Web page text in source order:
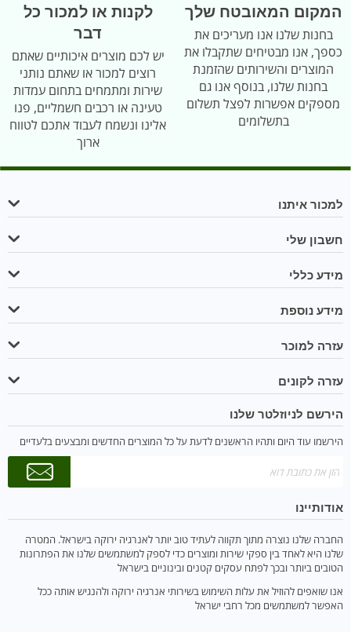
המקום המאובטח שלך
בחנות שלנו אנו מעריכים את
כספך, אנו מבטיחים שתקבלו את
המוצרים והשירותים שהזמנת
בחנות שלנו, בנוסף אנו גם
מספקים אפשרות לפצל תשלום
בתשלומים
לקנות או למכור כל
דבר
יש לכם מוצרים איכותיים שאתם
רוצים למכור או שאתם נותני
שירות ומתמחים בתחום עמדות
טעינה או רכבים חשמליים, פנו
אלינו ונשמח לעבוד אתכם לטווח
ארוך
למכור איתנו
חשבון שלי
מידע כללי
מידע נוספת
עזרה למוכר
עזרה לקונים
הירשם לניוזלטר שלנו
הירשמו עוד היום ותהיו הראשנים לדעת על כל המוצרים החדשים ומבצעים בלעדיים
אודותיינו
החברה שלנו נוצרה מתוך תקווה לעתיד טוב יותר לאנרגיה ירוקה בישראל. המטרה
שלנו היא לאחד בין ספקי שירות ומוצרים כדי לספק למשתמשים שלנו את הפתרונות
הטובים ביותר ובכך לפתח עסקים קטנים ובינוניים בישראל
אנו שואפים להוזיל את עלות השימוש בשירותי אנרגיה ירוקה ולהנגיש אותה ככל
האפשר למשתמשים מכל רחבי ישראל